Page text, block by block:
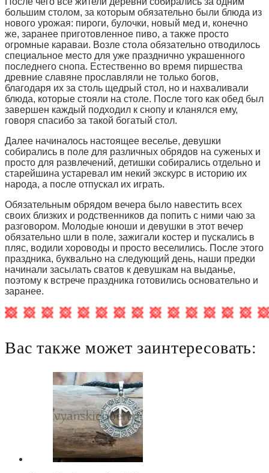
большим столом, за которым обязательно были блюда из
нового урожая: пироги, булочки, новый мед и, конечно
же, заранее приготовленное пиво, а также просто
огромные караваи. Возле стола обязательно отводилось
специальное место для уже празднично украшенного
последнего снопа. Естественно во время пиршества
древние славяне прославляли не только богов,
благодаря их за столь щедрый стол, но и нахваливали
блюда, которые стояли на столе. После того как обед был
завершен каждый подходил к снопу и кланялся ему,
говоря спасибо за такой богатый стол.
Далее начиналось настоящее веселье, девушки
собирались в поле для различных обрядов на суженых и
просто для развлечений, детишки собирались отдельно и
старейшина устаревал им некий экскурс в историю их
народа, а после отпускал их играть.
Обязательным обрядом вечера было навестить всех
своих близких и родственников да попить с ними чаю за
разговором. Молодые юноши и девушки в этот вечер
обязательно шли в поле, зажигали костер и пускались в
пляс, водили хороводы и просто веселились. После этого
праздника, буквально на следующий день, наши предки
начинали засылать сватов к девушкам на выданье,
поэтому к встрече праздника готовились основательно и
заранее.
Вас также может заинтересовать: